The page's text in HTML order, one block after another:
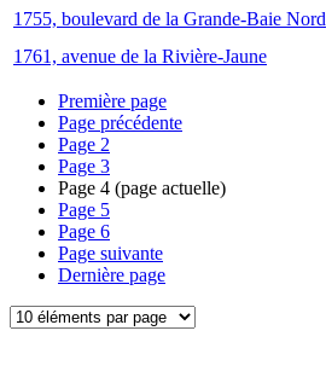
1755, boulevard de la Grande-Baie Nord
1761, avenue de la Rivière-Jaune
Première page
Page précédente
Page 2
Page 3
Page 4 (page actuelle)
Page 5
Page 6
Page suivante
Dernière page